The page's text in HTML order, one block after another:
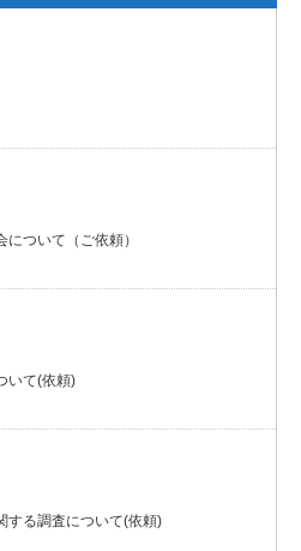
ついて（ご依頼）
いて(依頼)
する調査について(依頼)